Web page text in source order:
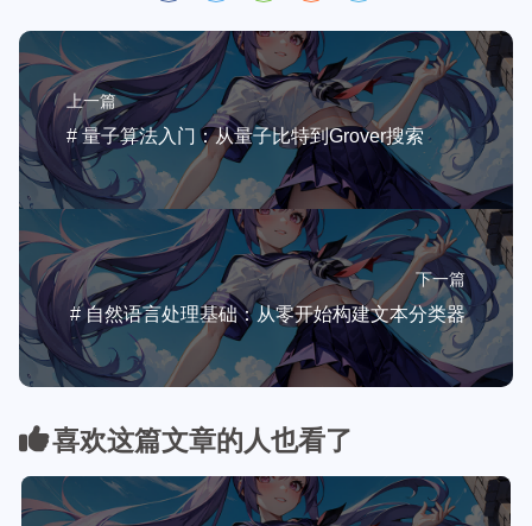
上一篇
# 量子算法入门：从量子比特到Grover搜索
下一篇
# 自然语言处理基础：从零开始构建文本分类器
喜欢这篇文章的人也看了